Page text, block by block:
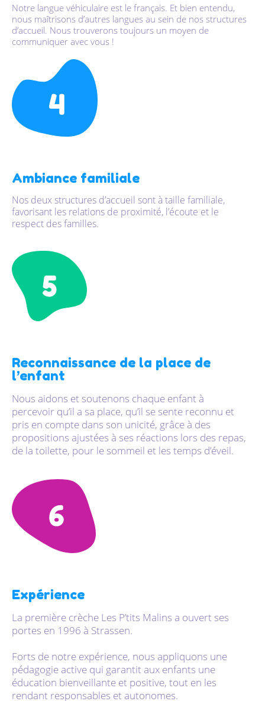
Notre langue véhiculaire est le français. Et bien entendu,
nous maîtrisons d’autres langues au sein de nos structures
d’accueil. Nous trouverons toujours un moyen de
communiquer avec vous !
Ambiance familiale
Nos deux structures d’accueil sont à taille familiale,
favorisant les relations de proximité, l’écoute et le
respect des familles.
Reconnaissance de la place de
l’enfant
Nous aidons et soutenons chaque enfant à
percevoir qu’il a sa place, qu’il se sente reconnu et
pris en compte dans son unicité, grâce à des
propositions ajustées à ses réactions lors des repas,
de la toilette, pour le sommeil et les temps d’éveil.
Expérience
La première crèche Les P’tits Malins a ouvert ses
portes en 1996 à Strassen.
Forts de notre expérience, nous appliquons une
pédagogie active qui garantit aux enfants une
éducation bienveillante et positive, tout en les
rendant responsables et autonomes.